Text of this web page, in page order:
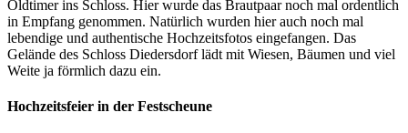
Oldtimer ins Schloss. Hier wurde das Brautpaar noch mal ordentlich
in Empfang genommen. Natürlich wurden hier auch noch mal
lebendige und authentische Hochzeitsfotos eingefangen. Das
Gelände des Schloss Diedersdorf lädt mit Wiesen, Bäumen und viel
Weite ja förmlich dazu ein.
Hochzeitsfeier in der Festscheune